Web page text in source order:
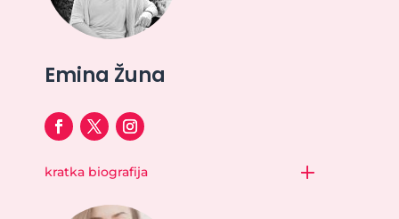
Emina Žuna
kratka biografija